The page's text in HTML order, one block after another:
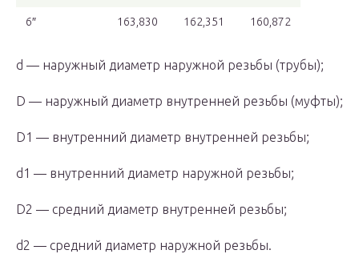
6″ 163,830 162,351 160,872
d — наружный диаметр наружной резьбы (трубы);
D — наружный диаметр внутренней резьбы (муфты);
D1 — внутренний диаметр внутренней резьбы;
d1 — внутренний диаметр наружной резьбы;
D2 — средний диаметр внутренней резьбы;
d2 — средний диаметр наружной резьбы.